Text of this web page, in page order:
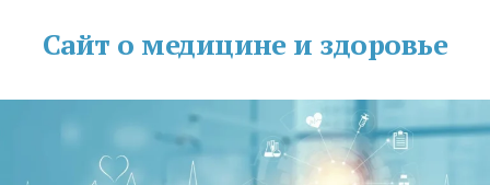
Сайт о медицине и здоровье